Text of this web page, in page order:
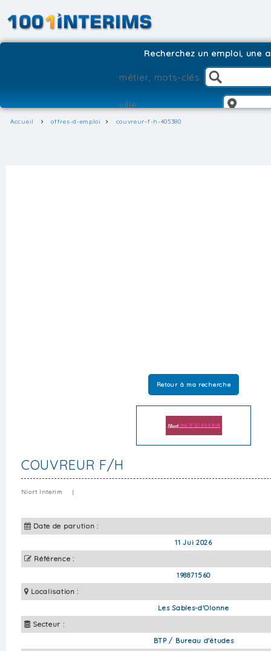
Recherchez un emploi, une
Accueil offres-d-emploi couvreur-f-h-405380
Retour à ma recherche
COUVREUR F/H
Niort Interim |
Date de parution :
11 Jui 2026
Référence :
198871560
Localisation :
Les Sables-d'Olonne
Secteur :
BTP / Bureau d'études